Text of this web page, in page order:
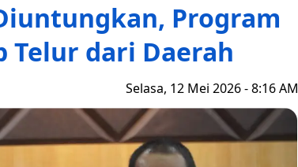
Program
Telur dari Daerah
Selasa, 12 Mei 2026 - 8:16 AM